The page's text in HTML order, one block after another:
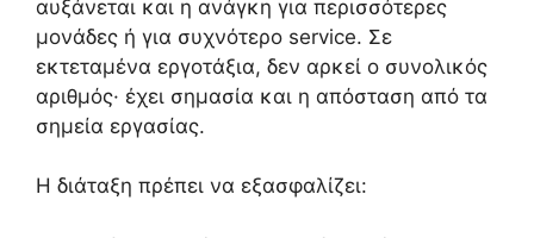
αυξάνεται και η ανάγκη για περισσότερες
μονάδες ή για συχνότερο service. Σε
εκτεταμένα εργοτάξια, δεν αρκεί ο συνολικός
αριθμός· έχει σημασία και η απόσταση από τα
σημεία εργασίας.
Η διάταξη πρέπει να εξασφαλίζει: